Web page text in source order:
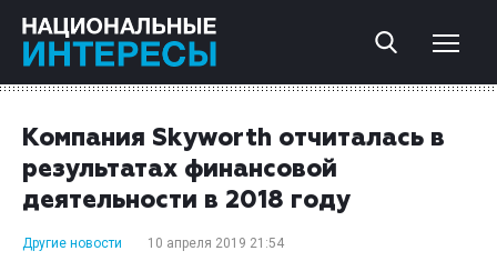
Компания Skyworth отчиталась в
результатах финансовой
деятельности в 2018 году
Другие новости 10 апреля 2019 21:54